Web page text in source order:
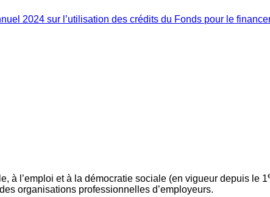
2024 sur l’utilisation des crédits du Fonds pour le
à l’emploi et à la démocratie sociale (en vigueur depuis le 1
organisations professionnelles d’employeurs.